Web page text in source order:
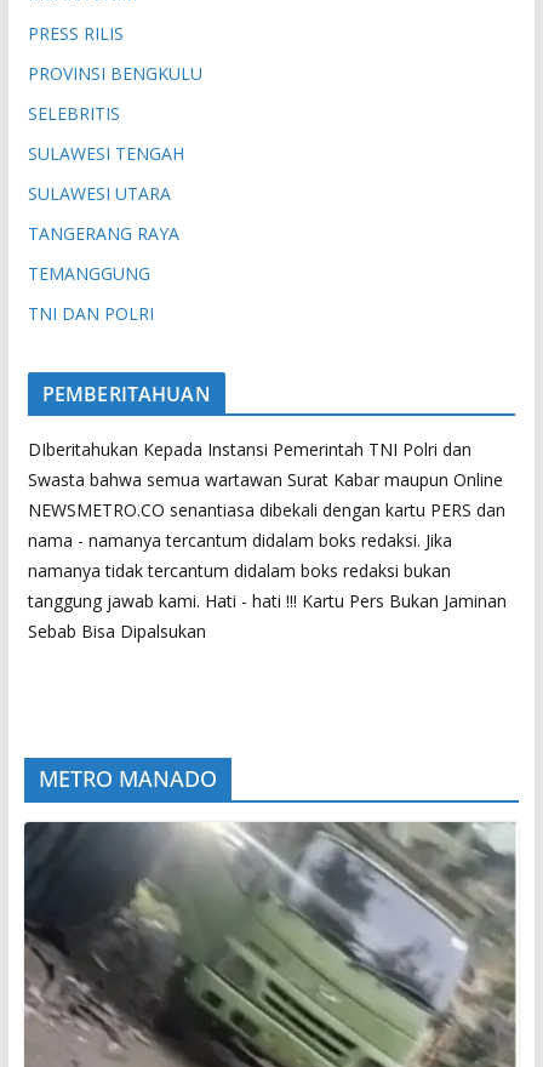
PRESS RILIS
PROVINSI BENGKULU
SELEBRITIS
SULAWESI TENGAH
SULAWESI UTARA
TANGERANG RAYA
TEMANGGUNG
TNI DAN POLRI
PEMBERITAHUAN
DIberitahukan Kepada Instansi Pemerintah TNI Polri dan
Swasta bahwa semua wartawan Surat Kabar maupun Online
NEWSMETRO.CO senantiasa dibekali dengan kartu PERS dan
nama - namanya tercantum didalam boks redaksi. Jika
namanya tidak tercantum didalam boks redaksi bukan
tanggung jawab kami. Hati - hati !!! Kartu Pers Bukan Jaminan
Sebab Bisa Dipalsukan
METRO MANADO